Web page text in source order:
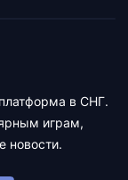
в СНГ.
играм,
новости.